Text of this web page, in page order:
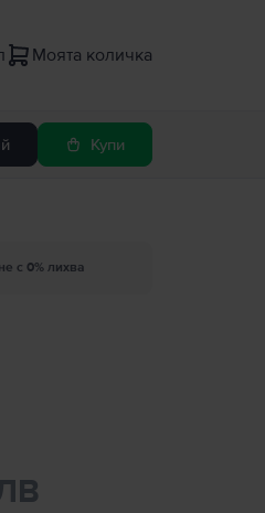
Моята количка
Купи
с 0% лихва